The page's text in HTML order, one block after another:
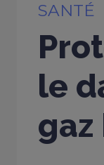
SANTÉ
le